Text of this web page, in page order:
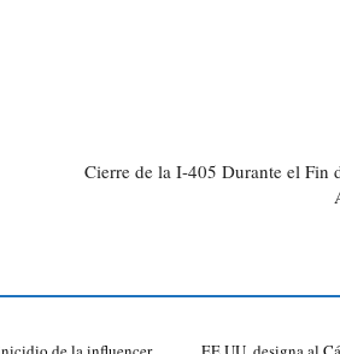
Cierre de la I-405 Durante el Fin